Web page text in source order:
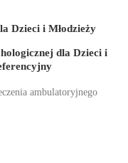
Dzieci i Młodzieży
dla Dzieci i
ambulatoryjnego